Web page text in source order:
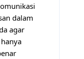
dalam
agar